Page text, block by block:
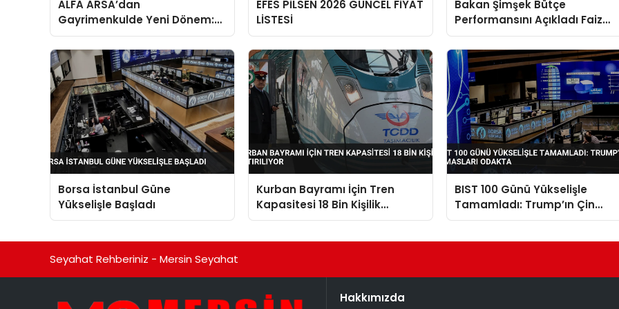
ALFA ARSA’dan
Gayrimenkulde Yeni Dönem:
Premium Yaşam ve Yatırım
Fırsatları Bir Arada
EFES PİLSEN 2026 GÜNCEL FİYAT
LİSTESİ
Bakan Şimşek Bütçe
Performansını Açıkladı Faiz
Dışı Denge 536 Milyar TL
Borsa İstanbul Güne
Yükselişle Başladı
Kurban Bayramı İçin Tren
Kapasitesi 18 Bin Kişilik
Artırılıyor
BIST 100 Günü Yükselişle
Tamamladı: Trump’ın Çin
Temasları Odakta
Seyahat Rehberiniz - Mersin Seyahat
Hakkımızda